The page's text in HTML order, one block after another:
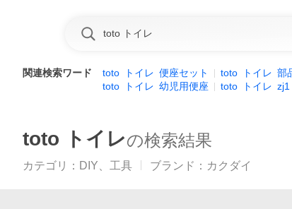
関連検索ワード toto トイレ 便座セット toto トイレ 部
toto
トイレ 幼児用便座 toto トイレ zj1
toto トイレの検索結果
カテゴリ ： DIY、工具 ブランド ： カクダイ